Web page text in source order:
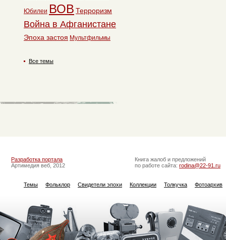
Юбилеи ВОВ Терроризм
Война в Афганистане
Эпоха застоя Мультфильмы
Все темы
Разработка портала
Артимедия веб, 2012
Книга жалоб и предложений
по работе сайта: rodina@22-91.ru
Темы Фольклор Свидетели эпохи Коллекции Толкучка Фотоархив